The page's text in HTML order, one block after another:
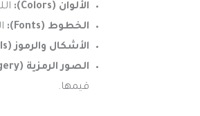
الألوان (Colors):
الخطوط (Fonts):
الأشكال والرموز (Shapes and Symbols):
الصور الرمزية (Visual Imagery):
قيمها.